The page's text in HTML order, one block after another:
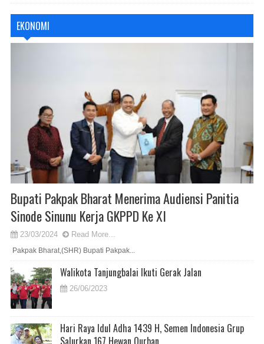
EKONOMI
Bupati Pakpak Bharat Menerima Audiensi Panitia
Sinode Sinunu Kerja GKPPD Ke XI
23/03/2024 Read More...
Pakpak Bharat,(SHR) Bupati Pakpak...
Walikota Tanjungbalai Ikuti Gerak Jalan
26/06/2023
Hari Raya Idul Adha 1439 H, Semen Indonesia Grup
Salurkan 167 Hewan Qurban